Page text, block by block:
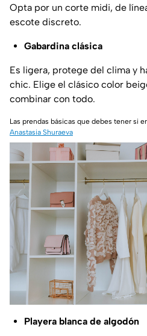
Opta por un corte midi, de
escote discreto.
Gabardina clásica
Es ligera, protege del clima y
chic. Elige el clásico color
combinar con todo.
Las prendas básicas que debes tener si
Anastasia Shuraeva
Playera blanca de algodón